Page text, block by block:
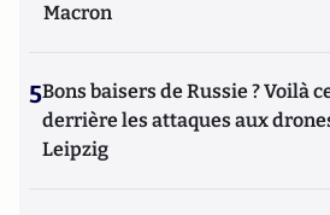
Macron
5Bons baisers de Russie ? Voilà
derrière les attaques aux
Leipzig